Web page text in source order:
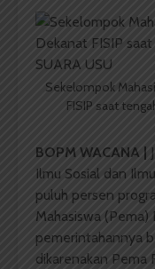
Sekelompok
FISIP saat
BOPM WACANA |
Ilmu Sosial dan
puluh persen
Mahasiswa (Pema)
pemerintahannya
dikarenakan Pema